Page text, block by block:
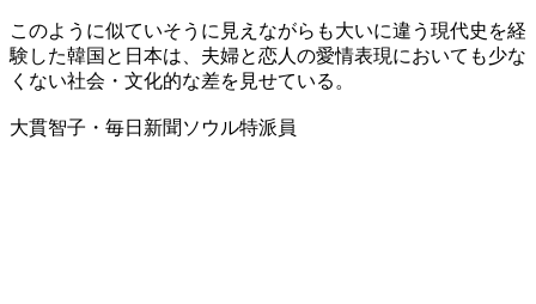
このように似ていそうに見えながらも大いに違う現代史を経
験した韓国と日本は、夫婦と恋人の愛情表現においても少な
くない社会・文化的な差を見せている。
大貫智子・毎日新聞ソウル特派員